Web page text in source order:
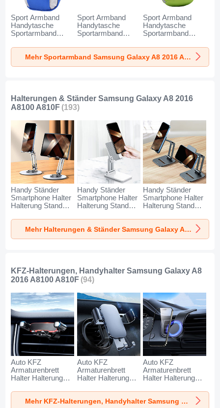
Sport Armband
Handytasche
Sportarmband
Universal A11 für
Samsung Galaxy
A8 2016 A8100
Sport Armband
Handytasche
Sportarmband
Universal G03 für
Samsung Galaxy
A8 2016 A8100
Sport Armband
Handytasche
Sportarmband
Universal A10 für
Samsung Galaxy
A8 2016 A8100
Mehr Sportarmband Samsung Galaxy A8 2016 A8100 A810F
Halterungen & Ständer Samsung Galaxy A8 2016
A8100 A810F (193)
Handy Ständer
Smartphone Halter
Halterung Stand
Samsung Galaxy
A8 2016 A8100
A810F Silber
Handy Ständer
Smartphone Halter
Halterung Stand
Samsung Galaxy
A8 2016 A8100
A810F Weiß
Handy Ständer
Smartphone Halter
Halterung Stand
Samsung Galaxy
A8 2016 A8100
A810F Schwarz
Mehr Halterungen & Ständer Samsung Galaxy A8 2016 A8100 A810F
KFZ-Halterungen, Handyhalter Samsung Galaxy A8
2016 A8100 A810F (94)
Auto KFZ
Armaturenbrett
Halter Halterung
AutoHalter
Halterungung
Auto KFZ
Armaturenbrett
Halter Halterung
AutoHalter
Halterungung
Auto KFZ
Armaturenbrett
Halter Halterung
AutoHalter
HalterungungMehr KFZ-Halterungen, Handyhalter Samsung Galaxy A8 2016 A8100 A810F